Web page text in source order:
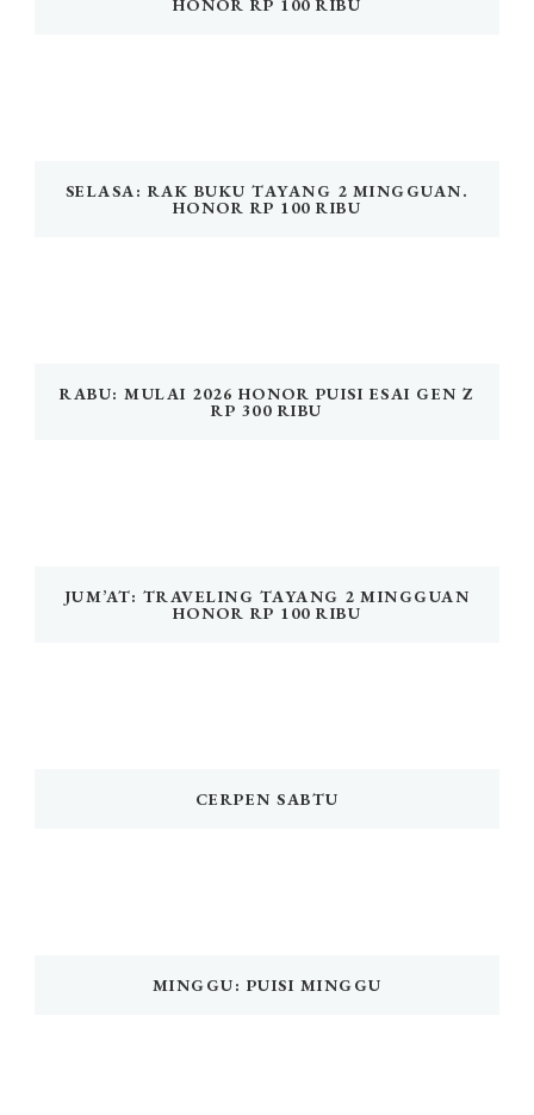
HONOR RP 100 RIBU
SELASA: RAK BUKU TAYANG 2 MINGGUAN.
HONOR RP 100 RIBU
RABU: MULAI 2026 HONOR PUISI ESAI GEN Z
RP 300 RIBU
JUM’AT: TRAVELING TAYANG 2 MINGGUAN
HONOR RP 100 RIBU
CERPEN SABTU
MINGGU: PUISI MINGGU